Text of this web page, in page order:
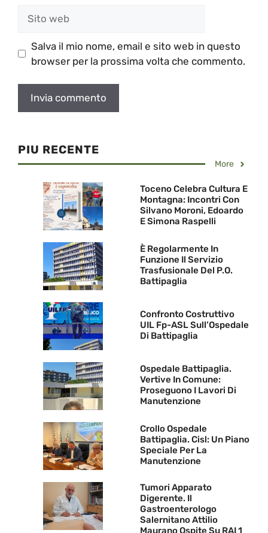
web
Salva il mio nome, email e sito web in questo
browser per la prossima volta che commento.
PIU RECENTE
More
Toceno Celebra Cultura E
Montagna: Incontri Con
Silvano Moroni, Edoardo
E Simona Raspelli
È Regolarmente In
Funzione Il Servizio
Trasfusionale Del P.O.
Battipaglia
Confronto Costruttivo
UIL Fp-ASL Sull’Ospedale
Di Battipaglia
Ospedale Battipaglia.
Vertive In Comune:
Proseguono I Lavori Di
Manutenzione
Crollo Ospedale
Battipaglia. Cisl: Un Piano
Speciale Per La
Manutenzione
Tumori Apparato
Digerente. Il
Gastroenterologo
Salernitano Attilio